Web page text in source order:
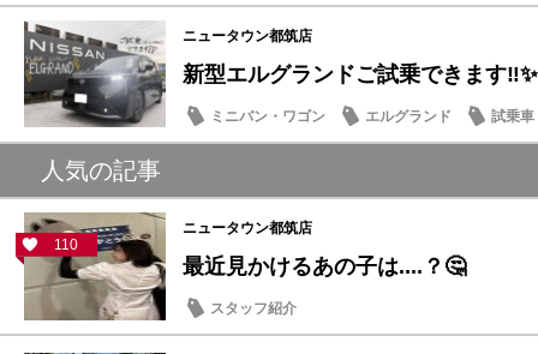
豆知識
ニュータウン都筑店
新型エルグランドご試乗できます‼️✨
ミニバン・ワゴン エルグランド
試乗車
話題の情報
人気の記事
110
ニュータウン都筑店
最近見かけるあの子は....？🤔
スタッフ紹介